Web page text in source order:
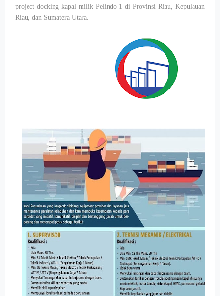
project docking kapal milik Pelindo 1 di Provinsi Riau, Kepulauan
Riau, dan Sumatera Utara.